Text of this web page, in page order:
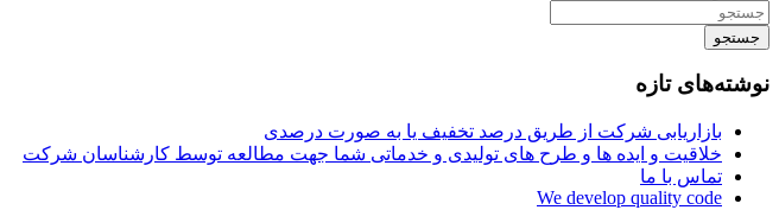
جستجو
نوشته‌های تازه
بازاریابی شرکت از طریق درصد تخفیف یا به صورت درصدی
خلاقیت و ایده ها و طرح های تولیدی و خدماتی شما جهت مطالعه توسط کارشناسان شرکت
تماس با ما
We develop quality code